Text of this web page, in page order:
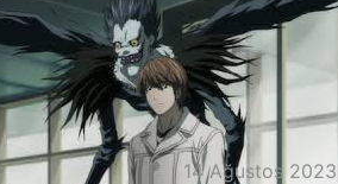
14 Ağustos 2023